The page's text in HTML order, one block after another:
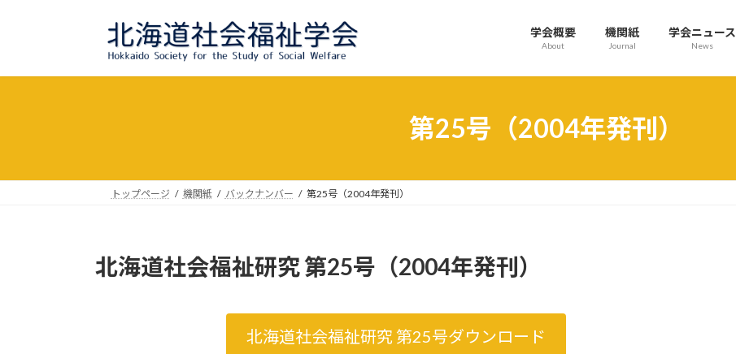
プ
動
学会概要
About
機関紙
Journal
学会ニュース
News
第25号（2004年発刊）
トップページ 機関紙 バックナンバー 第25号（2004年発刊）
北海道社会福祉研究 第25号（2004年発刊）
北海道社会福祉研究 第25号ダウンロード